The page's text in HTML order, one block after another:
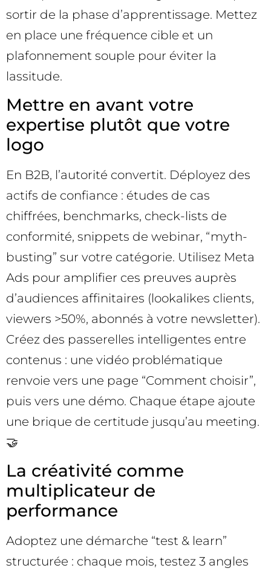
sortir de la phase d’apprentissage. Mettez
en place une fréquence cible et un
plafonnement souple pour éviter la
lassitude.
Mettre en avant votre
expertise plutôt que votre
logo
En B2B, l’autorité convertit. Déployez des
actifs de confiance : études de cas
chiffrées, benchmarks, check-lists de
conformité, snippets de webinar, “myth-
busting” sur votre catégorie. Utilisez Meta
Ads pour amplifier ces preuves auprès
d’audiences affinitaires (lookalikes clients,
viewers >50%, abonnés à votre newsletter).
Créez des passerelles intelligentes entre
contenus : une vidéo problématique
renvoie vers une page “Comment choisir”,
puis vers une démo. Chaque étape ajoute
une brique de certitude jusqu’au meeting.
🤝
La créativité comme
multiplicateur de
performance
Adoptez une démarche “test & learn”
structurée : chaque mois, testez 3 angles